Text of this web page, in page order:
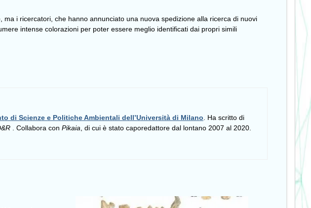
i ricercatori, che hanno annunciato una nuova spedizione alla ricerca di nuovi
intense colorazioni per poter essere meglio identificati dai propri simili
di Scienze e Politiche Ambientali dell’Università di Milano . Ha scritto di
. Collabora con Pikaia , di cui è stato caporedattore dal lontano 2007 al 2020.